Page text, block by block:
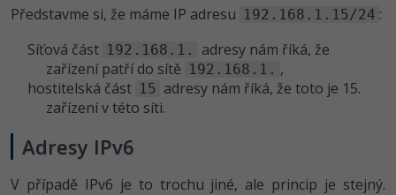
Představme si, že máme IP adresu 192.168.1.15/24 :
Síťová část 192.168.1.
adresy nám říká, že
zařízení patří do sítě 192.168.1. ,
hostitelská část 15 adresy nám říká, že toto je 15.
zařízení v této síti.
Adresy IPv6
V případě IPv6 je to trochu jiné, ale princip je stejný.